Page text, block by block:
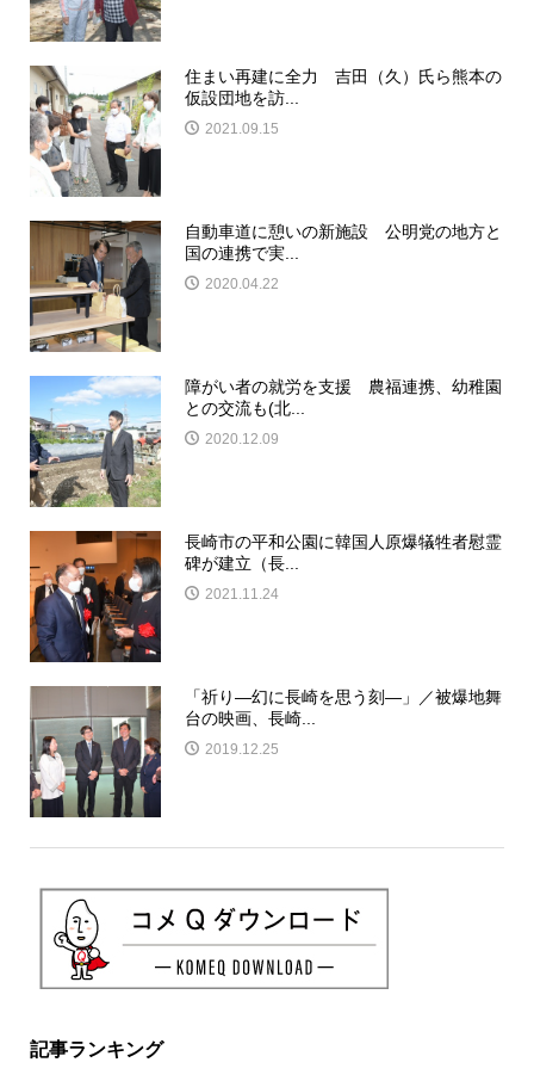
住まい再建に全力 吉田（久）氏ら熊本の
仮設団地を訪...
2021.09.15
自動車道に憩いの新施設 公明党の地方と
国の連携で実...
2020.04.22
障がい者の就労を支援 農福連携、幼稚園
との交流も(北...
2020.12.09
長崎市の平和公園に韓国人原爆犠牲者慰霊
碑が建立（長...
2021.11.24
「祈り―幻に長崎を思う刻―」／被爆地舞
台の映画、長崎...
2019.12.25
記事ランキング